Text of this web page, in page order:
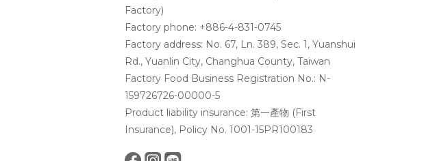
Factory)
Factory phone: +886-4-831-0745
Factory address: No. 67, Ln. 389, Sec. 1, Yuanshui
Rd., Yuanlin City, Changhua County, Taiwan
Factory Food Business Registration No.: N-
159726726-00000-5
Product liability insurance: 第一產物 (First
Insurance), Policy No. 1001-15PR100183